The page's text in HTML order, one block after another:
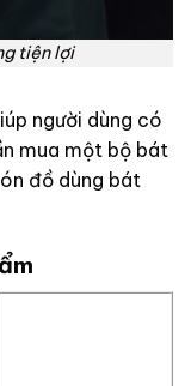
tiện lợi
người dùng có
mua một bộ bát
đồ dùng bát